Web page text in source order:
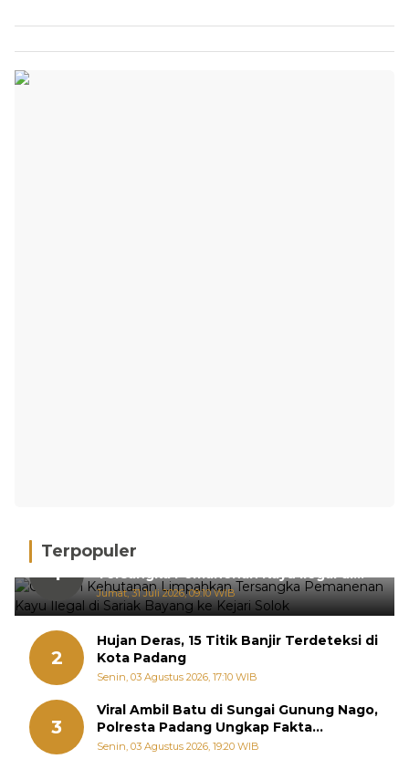
Terpopuler
1
Gakkum Kehutanan Limpahkan
Tersangka Pemanenan Kayu Ilegal di
Sariak Bayang ke Kejari Solok
Jumat, 31 Juli 2026, 09:10 WIB
2
Hujan Deras, 15 Titik Banjir Terdeteksi di
Kota Padang
Senin, 03 Agustus 2026, 17:10 WIB
3
Viral Ambil Batu di Sungai Gunung Nago,
Polresta Padang Ungkap Fakta
Sebenarnya
Senin, 03 Agustus 2026, 19:20 WIB